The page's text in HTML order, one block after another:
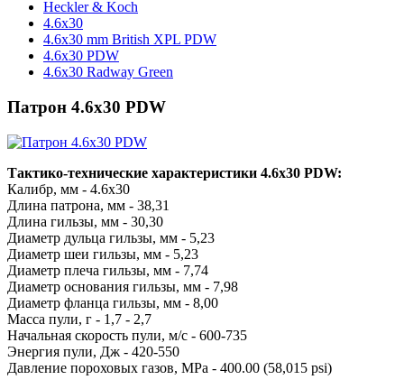
Heckler & Koch
4.6x30
4.6x30 mm British XPL PDW
4.6x30 PDW
4.6x30 Radway Green
Патрон 4.6x30 PDW
Тактико-технические характеристики 4.6x30 PDW:
Калибр, мм - 4.6x30
Длина патрона, мм - 38,31
Длина гильзы, мм - 30,30
Диаметр дульца гильзы, мм - 5,23
Диаметр шеи гильзы, мм - 5,23
Диаметр плеча гильзы, мм - 7,74
Диаметр основания гильзы, мм - 7,98
Диаметр фланца гильзы, мм - 8,00
Масса пули, г - 1,7 - 2,7
Начальная скорость пули, м/с - 600-735
Энергия пули, Дж - 420-550
Давление пороховых газов, MPa - 400.00 (58,015 psi)